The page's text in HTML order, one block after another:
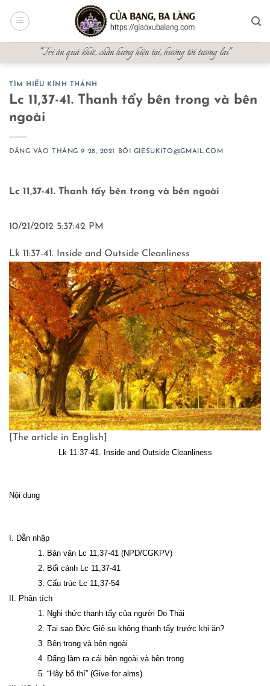
qua
"Tri ân quá khứ, chấn hưng hiện tại, hướng tới tương lai"
TÌM HIỂU KÍNH THÁNH
Lc 11,37-41. Thanh tẩy bên trong và bên
ngoài
ĐĂNG VÀO THÁNG 9 28, 2021 BỞI GIESUKITO@GMAIL.COM
Lc 11,37-41. Thanh tẩy bên trong và bên ngoài
10/21/2012 5:37:42 PM
Lk 11:37-41. Inside and Outside Cleanliness
[The article in English]
Lk 11:37-41. Inside and Outside Cleanliness
Nội dung
I. Dẫn nhập
1. Bản văn Lc 11,37-41 (NPD/CGKPV)
2. Bối cảnh Lc 11,37-41
3. Cấu trúc Lc 11,37-54
II. Phân tích
1. Nghi thức thanh tẩy của người Do Thái
2. Tại sao Đức Giê-su không thanh tẩy trước khi ăn?
3. Bên trong và bên ngoài
4. Đấng làm ra cái bên ngoài và bên trong
5. “Hãy bố thí” (Give for alms)